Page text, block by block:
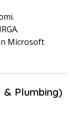
Microsoft
& Plumbing)